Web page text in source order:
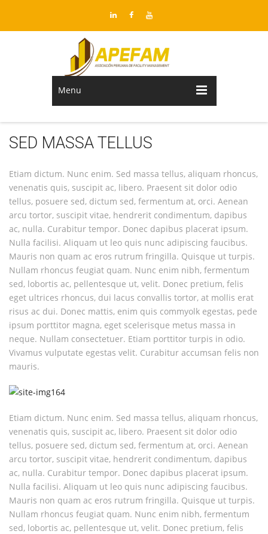
Menu
SED MASSA TELLUS
Etiam dictum. Nunc enim. Sed massa tellus, aliquam rhoncus,
venenatis quis, suscipit ac, libero. Praesent sit dolor odio
tellus, posuere sed, dictum sed, fermentum at, orci. Aenean
arcu tortor, suscipit vitae, hendrerit condimentum, dapibus
ac, nulla. Curabitur tempor. Donec dapibus placerat ipsum.
Nulla facilisi. Aliquam ut leo quis nunc adipiscing faucibus.
Mauris non quam ac eros rutrum fringilla. Quisque ut turpis.
Nullam rhoncus feugiat quam. Nunc enim nibh, fermentum
sed, lobortis ac, pellentesque ut, velit. Donec pretium, felis
eget ultrices rhoncus, dui lacus convallis tortor, at mollis erat
risus ac dui. Donec mattis, enim quis commyolk egestas, pede
ipsum porttitor magna, eget scelerisque metus massa in
neque. Nullam consectetuer. Etiam porttitor turpis in odio.
Vivamus vulputate egestas velit. Curabitur accumsan felis non
mauris.
Etiam dictum. Nunc enim. Sed massa tellus, aliquam rhoncus,
venenatis quis, suscipit ac, libero. Praesent sit dolor odio
tellus, posuere sed, dictum sed, fermentum at, orci. Aenean
arcu tortor, suscipit vitae, hendrerit condimentum, dapibus
ac, nulla. Curabitur tempor. Donec dapibus placerat ipsum.
Nulla facilisi. Aliquam ut leo quis nunc adipiscing faucibus.
Mauris non quam ac eros rutrum fringilla. Quisque ut turpis.
Nullam rhoncus feugiat quam. Nunc enim nibh, fermentum
sed, lobortis ac, pellentesque ut, velit. Donec pretium, felis